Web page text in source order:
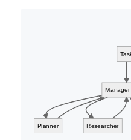
Planner Researcher